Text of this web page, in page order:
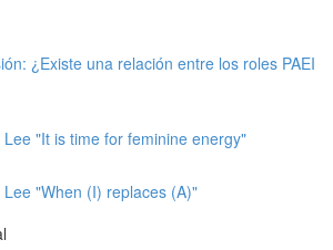
¿Existe una relación entre los roles PAEI
"It is time for feminine energy"
"When (I) replaces (A)"